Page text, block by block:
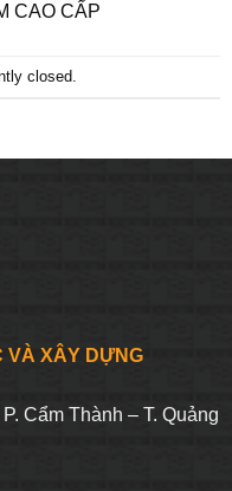
CAO CẤP
closed.
VÀ XÂY DỰNG
Cẩm Thành – T. Quảng